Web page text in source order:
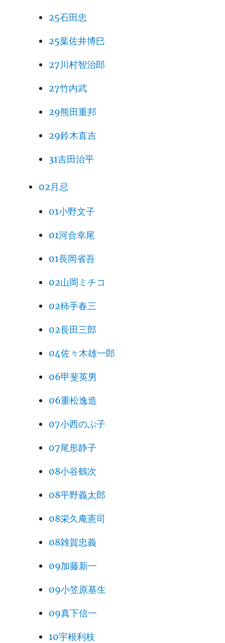
25石田忠
25葉佐井博巳
27川村智治郎
27竹内武
29熊田重邦
29鈴木直吉
31吉田治平
02月忌
01小野文子
01河合幸尾
01長岡省吾
02山岡ミチコ
02柿手春三
02長田三郎
04佐々木雄一郎
06甲斐英男
06重松逸造
07小西のぶ子
07尾形静子
08小谷鶴次
08平野義太郎
08栄久庵憲司
08雑賀忠義
09加藤新一
09小笠原基生
09真下信一
10宇根利枝